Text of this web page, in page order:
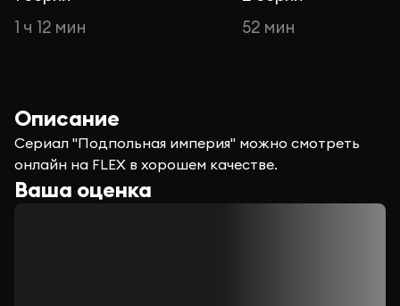
1 ч 12 мин
52 мин
Описание
Сериал "Подпольная империя" можно смотреть
онлайн на FLEX в хорошем качестве.
Ваша оценка